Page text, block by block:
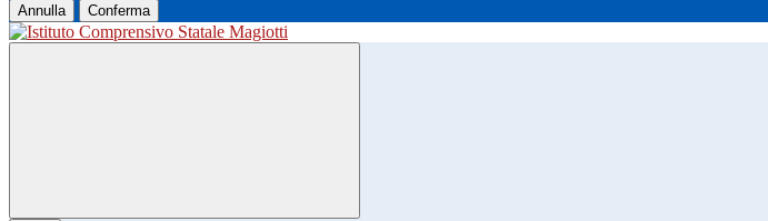
Annulla Conferma